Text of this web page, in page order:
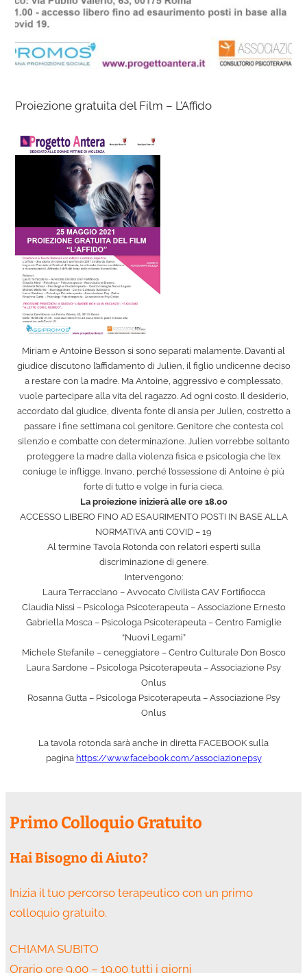
Proiezione gratuita del Film – L’Affido
Miriam e Antoine Besson si sono separati malamente. Davanti al
giudice discutono l’affidamento di Julien, il figlio undicenne deciso
a restare con la madre. Ma Antoine, aggressivo e complessato,
vuole partecipare alla vita del ragazzo. Ad ogni costo. Il desiderio,
accordato dal giudice, diventa fonte di ansia per Julien, costretto a
passare i fine settimana col genitore. Genitore che contesta col
silenzio e combatte con determinazione. Julien vorrebbe soltanto
proteggere la madre dalla violenza fisica e psicologia che l’ex
coniuge le infligge. Invano, perché l’ossessione di Antoine è più
forte di tutto e volge in furia cieca.
La proiezione inizierà alle ore 18.00
ACCESSO LIBERO FINO AD ESAURIMENTO POSTI IN BASE ALLA
NORMATIVA anti COVID – 19
Al termine Tavola Rotonda con relatori esperti sulla
discriminazione di genere.
Intervengono:
Laura Terracciano – Avvocato Civilista CAV Fortifiocca
Claudia Nissi – Psicologa Psicoterapeuta – Associazione Ernesto
Gabriella Mosca – Psicologa Psicoterapeuta – Centro Famiglie
“Nuovi Legami”
Michele Stefanile – ceneggiatore – Centro Culturale Don Bosco
Laura Sardone – Psicologa Psicoterapeuta – Associazione Psy
Onlus
Rosanna Gutta – Psicologa Psicoterapeuta – Associazione Psy
Onlus
La tavola rotonda sarà anche in diretta FACEBOOK sulla
pagina https://www.facebook.com/associazionepsy
Primo Colloquio Gratuito
Hai Bisogno di Aiuto?
Inizia il tuo percorso terapeutico con un primo
colloquio gratuito.
CHIAMA SUBITO
Orario ore 9.00 – 19.00 tutti i giorni